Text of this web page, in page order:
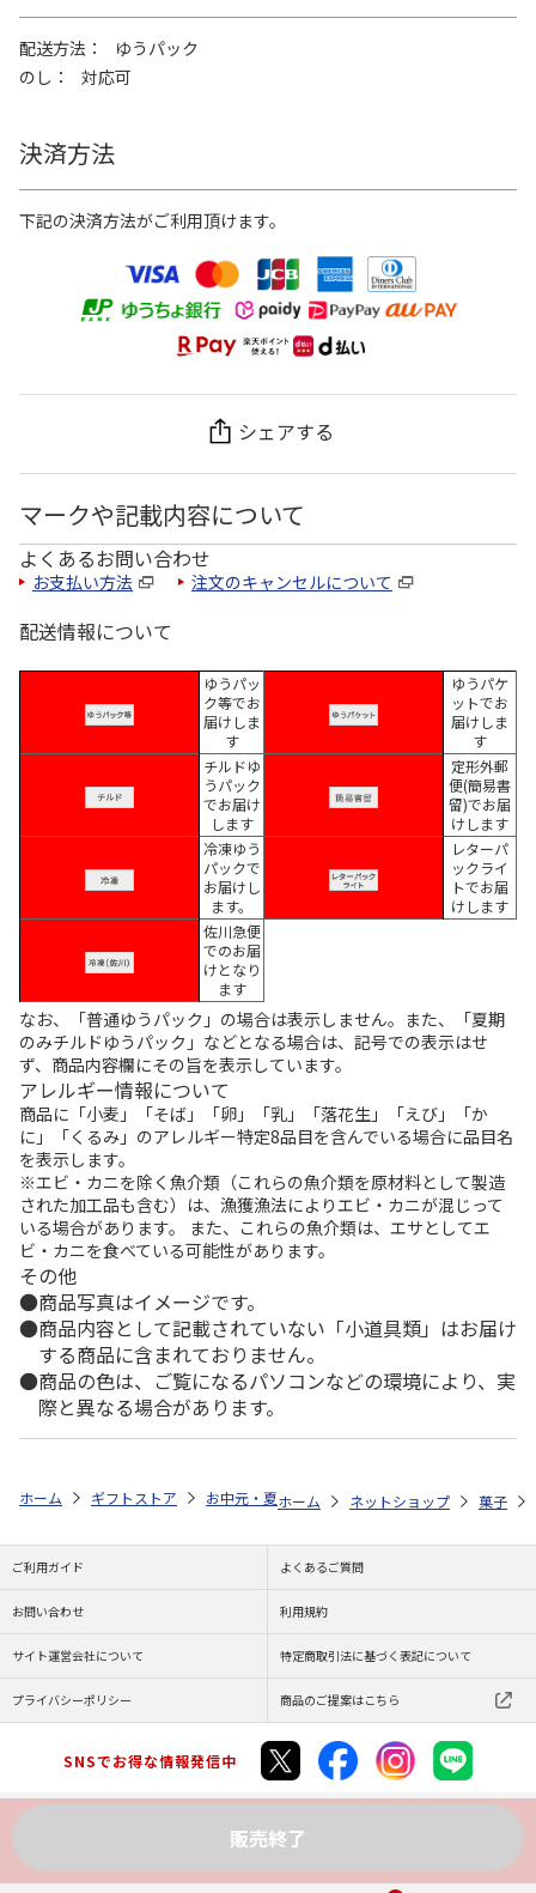
配送方法
ゆうパック
のし
対応可
決済方法
下記の決済方法がご利用頂けます。
シェアする
マークや記載内容について
よくあるお問い合わせ
お支払い方法 注文のキャンセルについて
配送情報について
ゆうパッ
ク等でお
届けしま
す
ゆうパケ
ットでお
届けしま
す
チルドゆ
うパック
でお届け
します
定形外郵
便(簡易書
留)でお届
けします
冷凍ゆう
パックで
お届けし
ます。
レターパ
ックライ
トでお届
けします
佐川急便
でのお届
けとなり
ます
なお、「普通ゆうパック」の場合は表示しません。また、「夏期
のみチルドゆうパック」などとなる場合は、記号での表示はせ
ず、商品内容欄にその旨を表示しています。
アレルギー情報について
商品に「小麦」「そば」「卵」「乳」「落花生」「えび」「か
に」「くるみ」のアレルギー特定8品目を含んでいる場合に品目名
を表示します。
※エビ・カニを除く魚介類（これらの魚介類を原材料として製造
された加工品も含む）は、漁獲漁法によりエビ・カニが混じって
いる場合があります。 また、これらの魚介類は、エサとしてエ
ビ・カニを食べている可能性があります。
その他
商品写真はイメージです。
商品内容として記載されていない「小道具類」はお届け
する商品に含まれておりません。
商品の色は、ご覧になるパソコンなどの環境により、実
際と異なる場合があります。
販売終了
ホーム ギフトストア お中元・夏ギフト特集 2026 ゆうゆうギフト
ホーム ネットショップ 菓子
ご利用ガイド よくあるご質問
お問い合わせ 利用規約
サイト運営会社について 特定商取引法に基づく表記について
プライバシーポリシー 商品のご提案はこちら
SNSでお得な情報発信中